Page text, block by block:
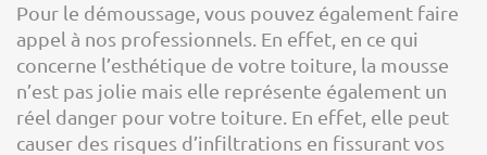
Pour le démoussage, vous pouvez également faire
appel à nos professionnels. En effet, en ce qui
concerne l’esthétique de votre toiture, la mousse
n’est pas jolie mais elle représente également un
réel danger pour votre toiture. En effet, elle peut
causer des risques d’infiltrations en fissurant vos